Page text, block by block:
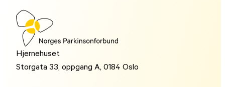
Hjernehuset
Storgata 33, oppgang A, 0184 Oslo